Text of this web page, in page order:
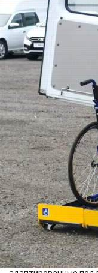
Спорт
03.06.2026 16:48
Фото:
ПромTEX
Более 22 миллионов
транспорта,
людей с
бюджета
А местах появятся
специальные
для использования
клюшки,